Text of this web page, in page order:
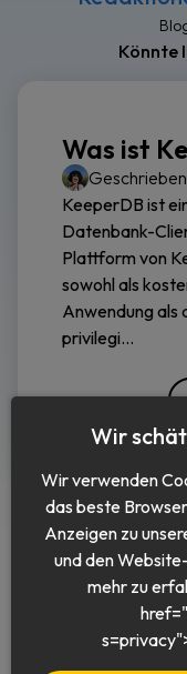
Könnte
Was ist
KeeperDB ist
Datenbank-
Plattform von
sowohl als
Anwendung als
privilegi...
Wir
Wir verwenden
das beste
Anzeigen zu
und den
mehr zu